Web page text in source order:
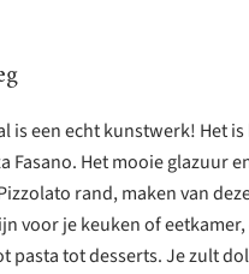
is een echt kunstwerk! Het
Fasano. Het mooie glazuur
rand, maken van
voor je keuken of
pasta tot desserts. Je zult